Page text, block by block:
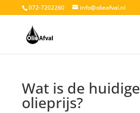
072-7202260 info@olieafval.nl
Wat is de huidige
olieprijs?